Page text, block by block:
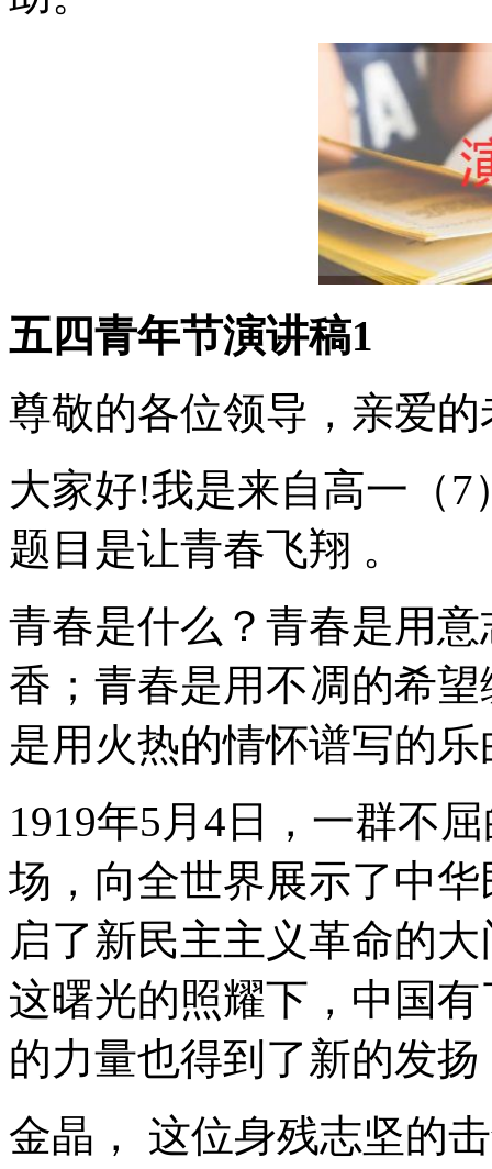
五四青年节演讲稿1
尊敬的各位领导，亲爱
大家好!我是来自高一（
题目是让青春飞翔 。
青春是什么？青春是用
香；青春是用不凋的希
是用火热的情怀谱写的
1919年5月4日，一群不
场，向全世界展示了中
启了新民主主义革命的
这曙光的照耀下，中国
的力量也得到了新的发扬
金晶， 这位身残志坚的